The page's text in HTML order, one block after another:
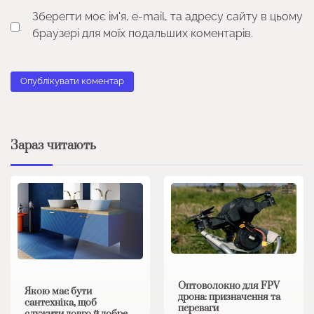
Зберегти моє ім'я, e-mail, та адресу сайту в цьому
браузері для моїх подальших коментарів.
Зараз читають
Якою має бути
сантехніка, щоб
Оптоволокно для FPV
дрона: призначення та
переваги